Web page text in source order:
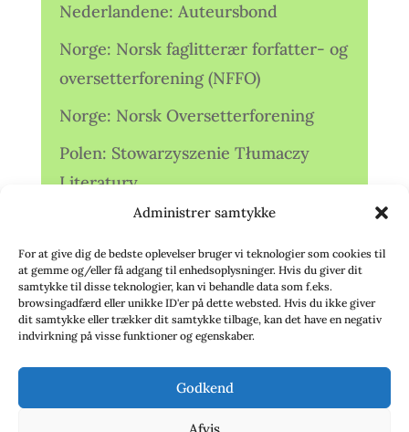
Administrer samtykke
For at give dig de bedste oplevelser bruger vi teknologier som cookies til
at gemme og/eller få adgang til enhedsoplysninger. Hvis du giver dit
samtykke til disse teknologier, kan vi behandle data som f.eks.
browsingadfærd eller unikke ID'er på dette websted. Hvis du ikke giver
dit samtykke eller trækker dit samtykke tilbage, kan det have en negativ
indvirkning på visse funktioner og egenskaber.
Godkend
Afvis
Nederlandene: Auteursbond
Norge: Norsk faglitterær forfatter- og
oversetterforening (NFFO)
Norge: Norsk Oversetterforening
Polen: Stowarzyszenie Tłumaczy
Literatury
Storbritannien: Translators
Association (TA)
Sverige: Översättarsektionen (Ö.)
Sverige: Översättarcentrum (ÖC)
deutschsprachiger Übersetzer (VdÜ)